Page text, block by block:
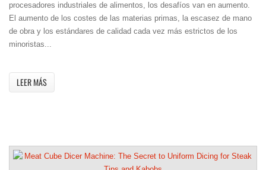
procesadores industriales de alimentos, los desafíos van en aumento.
El aumento de los costes de las materias primas, la escasez de mano
de obra y los estándares de calidad cada vez más estrictos de los
minoristas...
LEER MÁS